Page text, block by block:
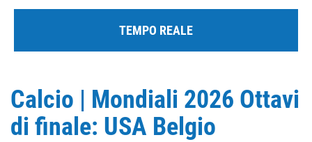
TEMPO REALE
Calcio | Mondiali 2026 Ottavi
di finale: USA Belgio